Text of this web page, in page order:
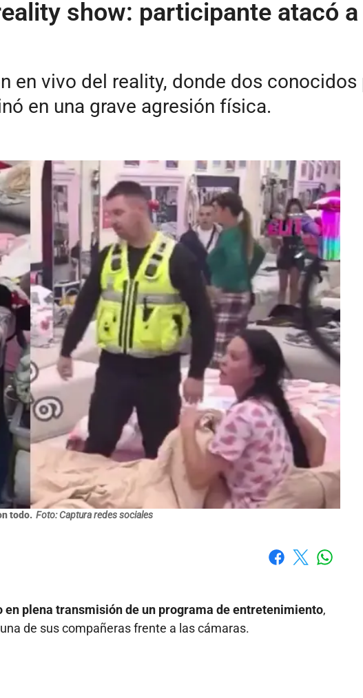
show: participante atacó
en vivo del reality, donde dos
en una grave agresión física.
todo. Foto: Captura redes sociales
en plena transmisión de un programa de entretenimiento,
de sus compañeras frente a las cámaras.